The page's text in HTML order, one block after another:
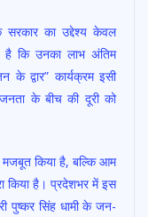
सरकार का उद्देश्य केवल
है कि उनका लाभ अंतिम
द्वार” कार्यक्रम इसी
के बीच की दूरी को
मजबूत किया है, बल्कि आम
किया है। प्रदेशभर में इस
पुष्कर सिंह धामी के जन-